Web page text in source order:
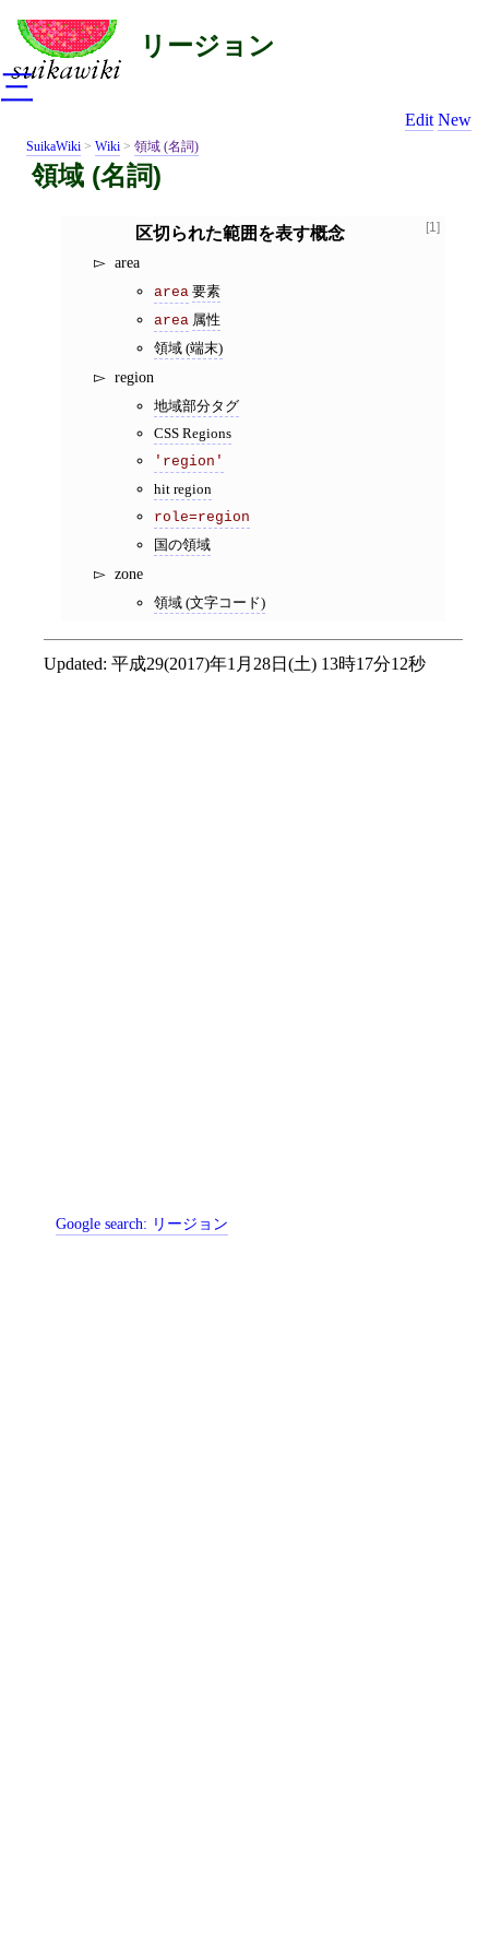
リージョン
Edit New
SuikaWiki > Wiki > 領域 (名詞)
領域 (名詞)
[1]
区切られた範囲を表す概念
area
area 要素
area 属性
領域 (端末)
region
地域部分タグ
CSS Regions
'region'
hit region
role=region
国の領域
zone
領域 (文字コード)
Updated: 平成29(2017)年1月28日(土) 13時17分12秒
Google search: リージョン
三